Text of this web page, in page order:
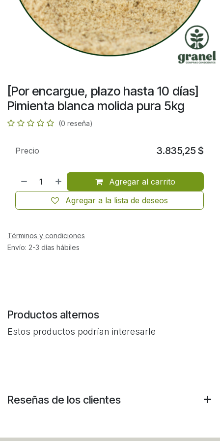
[Por encargue, plazo hasta 10 días]
Pimienta blanca molida pura 5kg
(0 reseña)
Agregar al carrito
Agregar a la lista de deseos
Precio 3.835,25 $
Términos y condiciones
Envío: 2-3 días hábiles
Productos alternos
Estos productos podrían interesarle
Reseñas de los clientes